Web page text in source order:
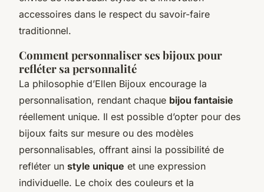
accessoires dans le respect du savoir-faire
traditionnel.
Comment personnaliser ses bijoux pour
refléter sa personnalité
La philosophie d’Ellen Bijoux encourage la
personnalisation, rendant chaque bijou fantaisie
réellement unique. Il est possible d’opter pour des
bijoux faits sur mesure ou des modèles
personnalisables, offrant ainsi la possibilité de
refléter un style unique et une expression
individuelle. Le choix des couleurs et la